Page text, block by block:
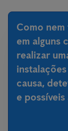
Como nem
em alguns
realizar
causa,
e possíveis